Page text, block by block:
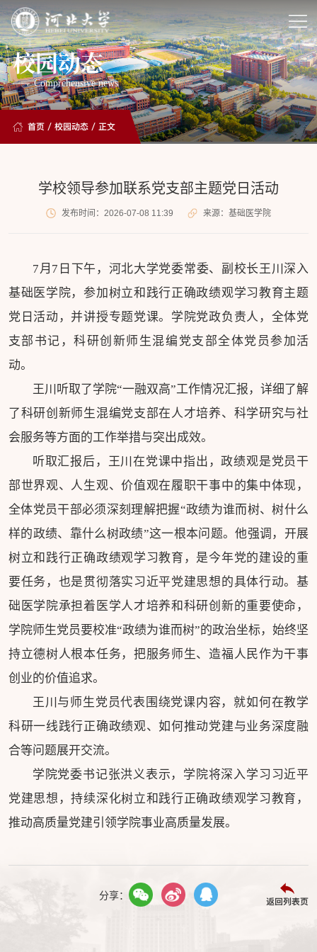
校园动态
Comprehensive news
首页 /校园动态 / 正文
学校领导参加联系党支部主题党日活动
发布时间：2026-07-08 11:39 来源：基础医学院
7月7日下午，河北大学党委常委、副校长王川深入
基础医学院，参加树立和践行正确政绩观学习教育主题
党日活动，并讲授专题党课。学院党政负责人，全体党
支部书记，科研创新师生混编党支部全体党员参加活
动。
王川听取了学院“一融双高”工作情况汇报，详细了解
了科研创新师生混编党支部在人才培养、科学研究与社
会服务等方面的工作举措与突出成效。
听取汇报后，王川在党课中指出，政绩观是党员干
部世界观、人生观、价值观在履职干事中的集中体现，
全体党员干部必须深刻理解把握“政绩为谁而树、树什么
样的政绩、靠什么树政绩”这一根本问题。他强调，开展
树立和践行正确政绩观学习教育，是今年党的建设的重
要任务，也是贯彻落实习近平党建思想的具体行动。基
础医学院承担着医学人才培养和科研创新的重要使命，
学院师生党员要校准“政绩为谁而树”的政治坐标，始终坚
持立德树人根本任务，把服务师生、造福人民作为干事
创业的价值追求。
王川与师生党员代表围绕党课内容，就如何在教学
科研一线践行正确政绩观、如何推动党建与业务深度融
合等问题展开交流。
学院党委书记张洪义表示，学院将深入学习习近平
党建思想，持续深化树立和践行正确政绩观学习教育，
推动高质量党建引领学院事业高质量发展。
分享： 返回列表页